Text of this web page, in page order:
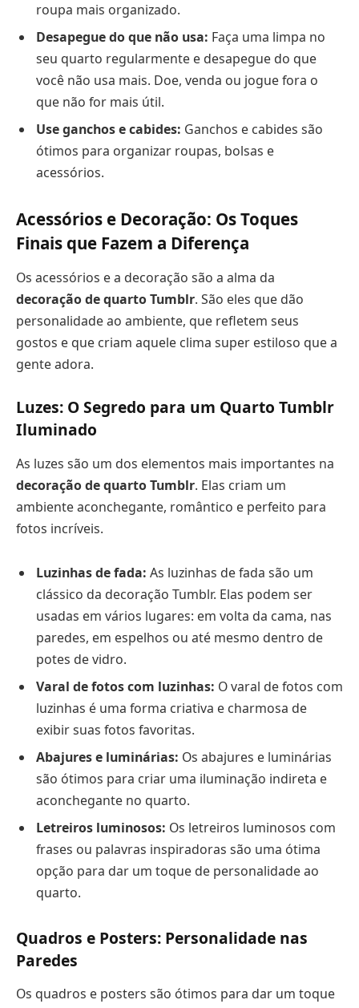
roupa mais organizado.
Desapegue do que não usa: Faça uma limpa no
seu quarto regularmente e desapegue do que
você não usa mais. Doe, venda ou jogue fora o
que não for mais útil.
Use ganchos e cabides: Ganchos e cabides são
ótimos para organizar roupas, bolsas e
acessórios.
Acessórios e Decoração: Os Toques
Finais que Fazem a Diferença
Os acessórios e a decoração são a alma da
decoração de quarto Tumblr. São eles que dão
personalidade ao ambiente, que refletem seus
gostos e que criam aquele clima super estiloso que a
gente adora.
Luzes: O Segredo para um Quarto Tumblr
Iluminado
As luzes são um dos elementos mais importantes na
decoração de quarto Tumblr. Elas criam um
ambiente aconchegante, romântico e perfeito para
fotos incríveis.
Luzinhas de fada: As luzinhas de fada são um
clássico da decoração Tumblr. Elas podem ser
usadas em vários lugares: em volta da cama, nas
paredes, em espelhos ou até mesmo dentro de
potes de vidro.
Varal de fotos com luzinhas: O varal de fotos com
luzinhas é uma forma criativa e charmosa de
exibir suas fotos favoritas.
Abajures e luminárias: Os abajures e luminárias
são ótimos para criar uma iluminação indireta e
aconchegante no quarto.
Letreiros luminosos: Os letreiros luminosos com
frases ou palavras inspiradoras são uma ótima
opção para dar um toque de personalidade ao
quarto.
Quadros e Posters: Personalidade nas
Paredes
Os quadros e posters são ótimos para dar um toque